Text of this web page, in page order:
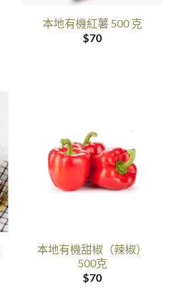
本地有機紅薯 500 克
$70
本地有機甜椒（辣椒）
500克
$70